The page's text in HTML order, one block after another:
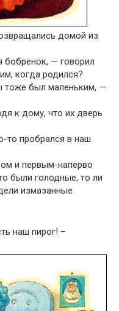
домой из
бобренок, — говорил
когда родился?
тоже был маленьким, —
к дому, что их дверь
то пробрался в наш
и первым-наперво
были голодные, то ли
измазанные
наш пирог! –